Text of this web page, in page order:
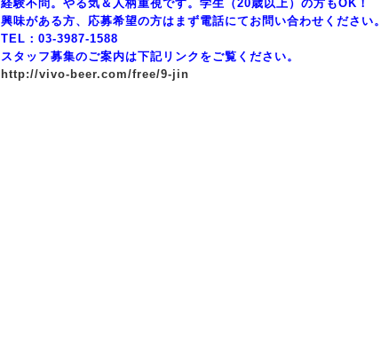
経験不問。やる気＆人柄重視です。学生（20歳以上）の方もOK！
興味がある方、応募希望の方はまず電話にてお問い合わせください。
TEL：03-3987-1588
スタッフ募集のご案内は下記リンクをご覧ください。
http://vivo-beer.com/free/9-jin